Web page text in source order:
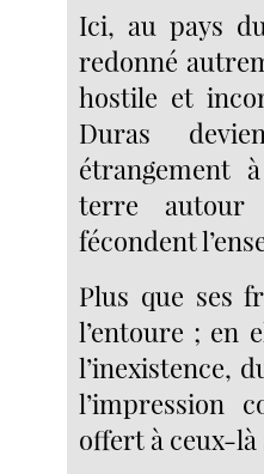
Ici, au pays
redonné
hostile et
Duras
étrangement
terre autour
fécondent
Plus que ses
l’entoure ; en
l’inexistence,
l’impression
offert à ceux-là